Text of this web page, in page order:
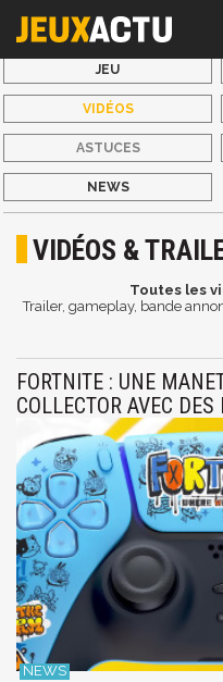
JEU
VIDÉOS
ASTUCES
NEWS
VIDÉOS &
Toutes les
Trailer, gameplay, bande
FORTNITE : UNE
COLLECTOR AVEC